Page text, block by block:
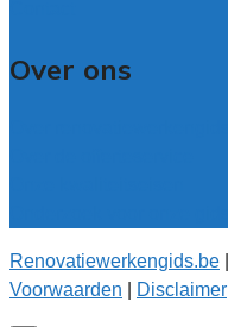
Over ons
Renovatiewerkengids.be
Voorwaarden
Disclaimer